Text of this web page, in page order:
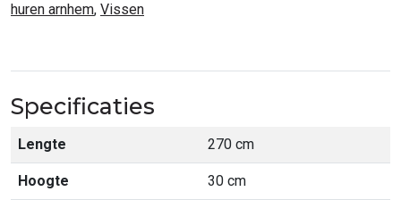
huren arnhem, Vissen
Specificaties
Lengte 270 cm
Hoogte 30 cm